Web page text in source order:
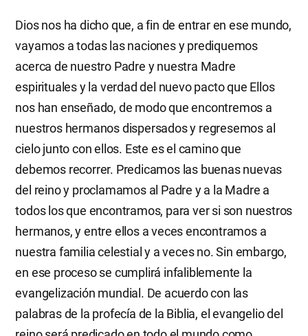
Dios nos ha dicho que, a fin de entrar en ese mundo,
vayamos a todas las naciones y prediquemos
acerca de nuestro Padre y nuestra Madre
espirituales y la verdad del nuevo pacto que Ellos
nos han enseñado, de modo que encontremos a
nuestros hermanos dispersados y regresemos al
cielo junto con ellos. Este es el camino que
debemos recorrer. Predicamos las buenas nuevas
del reino y proclamamos al Padre y a la Madre a
todos los que encontramos, para ver si son nuestros
hermanos, y entre ellos a veces encontramos a
nuestra familia celestial y a veces no. Sin embargo,
en ese proceso se cumplirá infaliblemente la
evangelización mundial. De acuerdo con las
palabras de la profecía de la Biblia, el evangelio del